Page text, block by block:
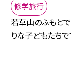
修学旅行
若草山のふもとで
りな子どもたちで